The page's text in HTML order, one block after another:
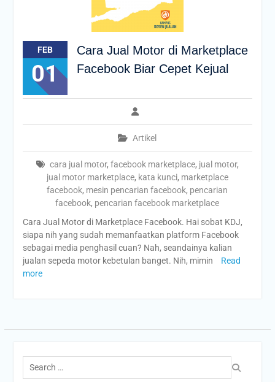
FEB
01
Cara Jual Motor di Marketplace
Facebook Biar Cepet Kejual
Artikel
cara jual motor, facebook marketplace, jual motor,
jual motor marketplace, kata kunci, marketplace
facebook, mesin pencarian facebook, pencarian
facebook, pencarian facebook marketplace
Cara Jual Motor di Marketplace Facebook. Hai sobat KDJ,
siapa nih yang sudah memanfaatkan platform Facebook
sebagai media penghasil cuan? Nah, seandainya kalian
jualan sepeda motor kebetulan banget. Nih, mimin
Read
more
Search
for: